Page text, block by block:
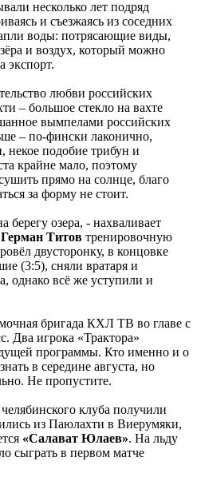
несколько лет подряд
и съезжаясь из соседних
воды: потрясающие виды,
и воздух, который можно
экспорт.
любви российских
– большое стекло на вахте
вымпелами российских
– по-фински лаконично,
некое подобие трибун и
крайне мало, поэтому
прямо на солнце, благо
за форму не стоит.
берегу озера, - нахваливает
Герман Титов тренировочную
двусторонку, в концовке
(3:5), сняли вратаря и
однако всё же уступили и
бригада КХЛ ТВ во главе с
Два игрока «Трактора»
программы. Кто именно и о
в середине августа, но
Не пропустите.
клуба получили
из Паюлахти в Виерумяки,
«Салават Юлаев». На льду
сыграть в первом матче